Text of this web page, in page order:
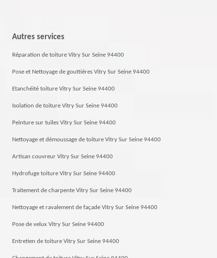
Autres services
Réparation de toiture Vitry Sur Seine 94400
Pose et Nettoyage de gouttières Vitry Sur Seine 94400
Etanchéité toiture Vitry Sur Seine 94400
Isolation de toiture Vitry Sur Seine 94400
Peinture sur tuiles Vitry Sur Seine 94400
Nettoyage et démoussage de toiture Vitry Sur Seine 94400
Artisan couvreur Vitry Sur Seine 94400
Hydrofuge toiture Vitry Sur Seine 94400
Traitement de charpente Vitry Sur Seine 94400
Nettoyage et ravalement de façade Vitry Sur Seine 94400
Pose de velux Vitry Sur Seine 94400
Entretien de toiture Vitry Sur Seine 94400